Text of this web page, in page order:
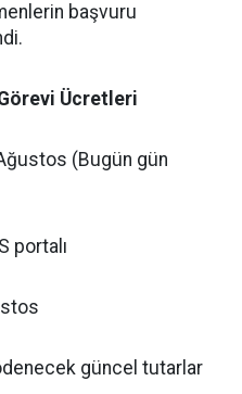
başvuru
Ücretleri
(Bugün gün
portalı
güncel tutarlar